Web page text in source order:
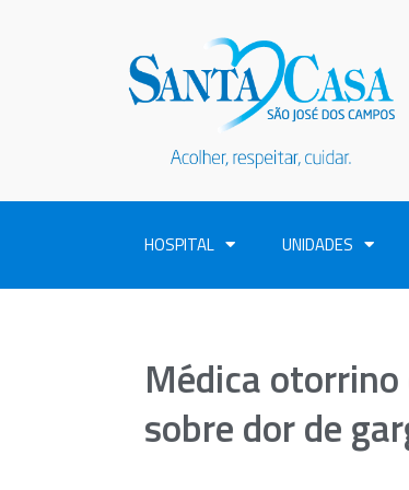
HOSPITAL UNIDADES
Médica otorrino
sobre dor de